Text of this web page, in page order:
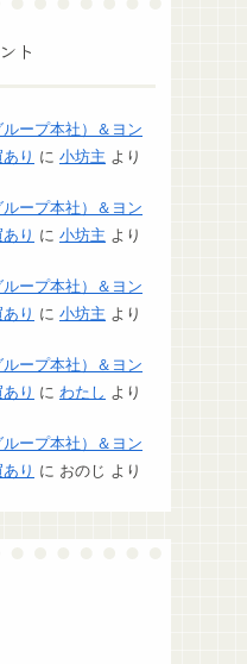
ト
ープ本社）＆ヨン
り に 小坊主 より
ープ本社）＆ヨン
り に 小坊主 より
ープ本社）＆ヨン
り に 小坊主 より
ープ本社）＆ヨン
り に わたし より
ープ本社）＆ヨン
り に おのじ より